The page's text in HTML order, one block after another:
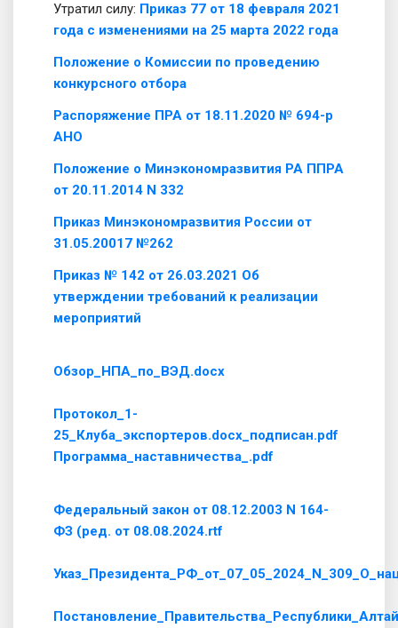
Утратил силу: Приказ 77 от 18 февраля 2021
года с изменениями на 25 марта 2022 года
Положение о Комиссии по проведению
конкурсного отбора
Распоряжение ПРА от 18.11.2020 № 694-р
АНО
Положение о Минэкономразвития РА ППРА
от 20.11.2014 N 332
Приказ Минэкономразвития России от
31.05.20017 №262
Приказ № 142 от 26.03.2021 Об
утверждении требований к реализации
мероприятий
Обзор_НПА_по_ВЭД.docx
Протокол_1-
25_Клуба_экспортеров.docx_подписан.pdf
Программа_наставничества_.pdf
Федеральный закон от 08.12.2003 N 164-
ФЗ (ред. от 08.08.2024.rtf